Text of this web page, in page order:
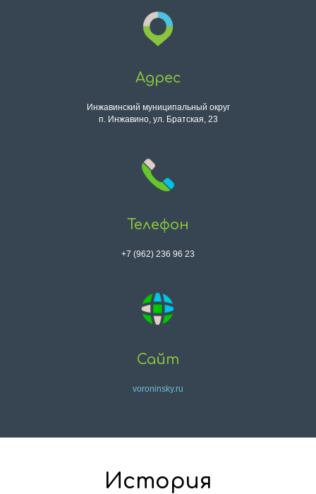
Адрес
Инжавинский муниципальный округ
п. Инжавино, ул. Братская, 23
Телефон
+7 (962) 236 96 23
Сайт
voroninsky.ru
История